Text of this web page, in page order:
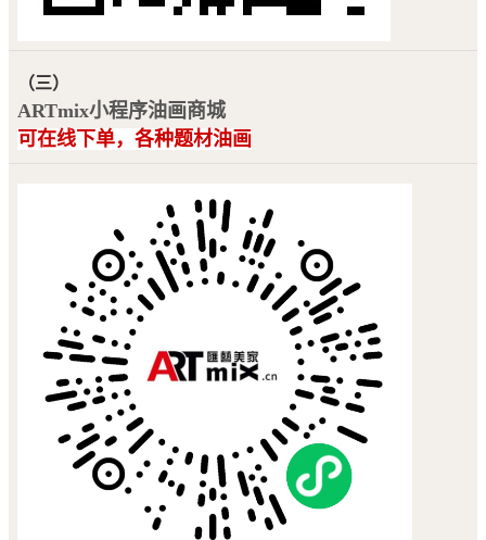
（三）
ARTmix小程序油画商城
可在线下单，各种题材油画